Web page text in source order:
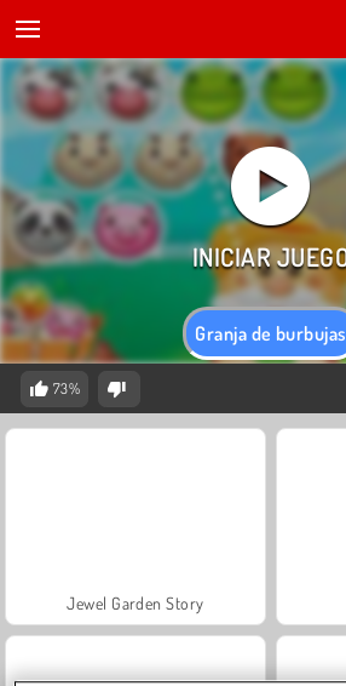
Granja de burbujas
73%
Jewel Garden Story